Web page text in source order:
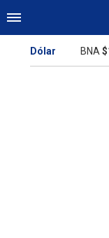
Dólar BNA